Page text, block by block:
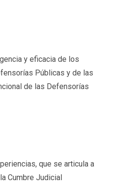
y eficacia de los
Públicas y de las
de las Defensorías
que se articula a
Cumbre Judicial